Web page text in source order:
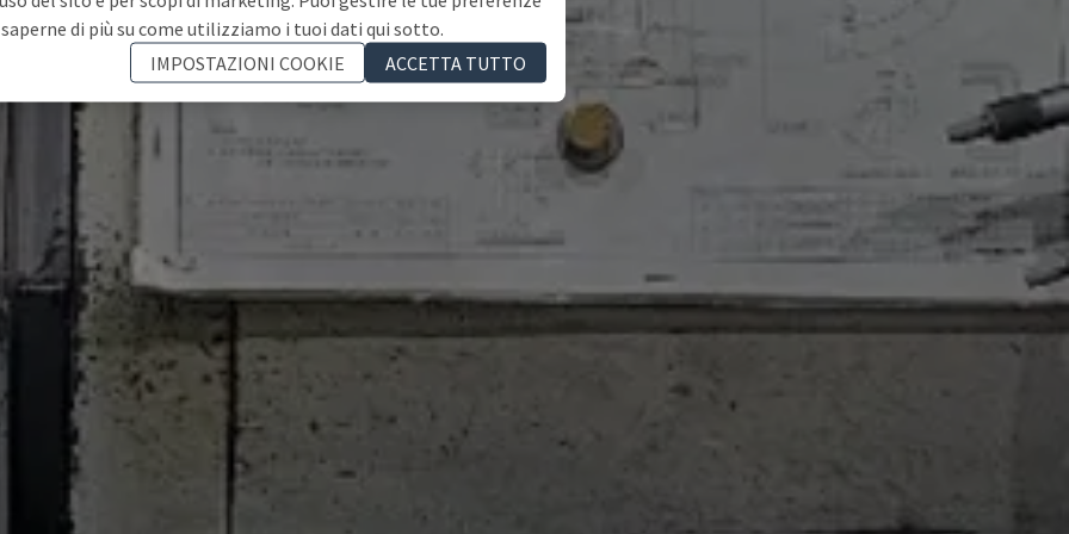
di più su come utilizziamo i tuoi dati qui sotto.
IMPOSTAZIONI COOKIE
ACCETTA TUTTO